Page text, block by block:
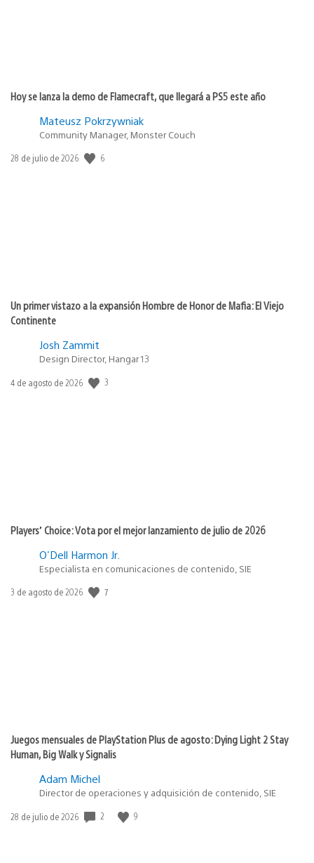
Hoy se lanza la demo de Flamecraft, que llegará a PS5 este año
Mateusz Pokrzywniak
Community Manager, Monster Couch
Fecha
28 de julio de 2026 6
Un primer vistazo a la expansión Hombre de Honor de Mafia: El Viejo
Continente
Josh Zammit
Design Director, Hangar 13
Fecha
4 de agosto de 2026 3
Players’ Choice: Vota por el mejor lanzamiento de julio de 2026
O'Dell Harmon Jr.
Especialista en comunicaciones de contenido, SIE
Fecha
3 de agosto de 2026 7
Juegos mensuales de PlayStation Plus de agosto: Dying Light 2 Stay
Human, Big Walk y Signalis
Adam Michel
Director de operaciones y adquisición de contenido, SIE
Fecha
28 de julio de 2026 2 9